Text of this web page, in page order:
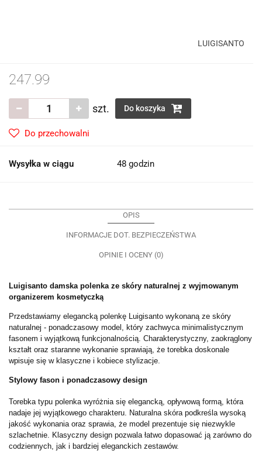
LUIGISANTO
247.99
szt. Do koszyka
Do przechowalni
Wysyłka w ciągu 48 godzin
OPIS
INFORMACJE DOT. BEZPIECZEŃSTWA
OPINIE I OCENY (0)
Luigisanto damska polenka ze skóry naturalnej z wyjmowanym
organizerem kosmetyczką
Przedstawiamy elegancką polenkę Luigisanto wykonaną ze skóry
naturalnej - ponadczasowy model, który zachwyca minimalistycznym
fasonem i wyjątkową funkcjonalnością. Charakterystyczny, zaokrąglony
kształt oraz staranne wykonanie sprawiają, że torebka doskonale
wpisuje się w klasyczne i kobiece stylizacje.
Stylowy fason i ponadczasowy design
Torebka typu polenka wyróżnia się elegancką, opływową formą, która
nadaje jej wyjątkowego charakteru. Naturalna skóra podkreśla wysoką
jakość wykonania oraz sprawia, że model prezentuje się niezwykle
szlachetnie. Klasyczny design pozwala łatwo dopasować ją zarówno do
codziennych, jak i bardziej eleganckich zestawów.